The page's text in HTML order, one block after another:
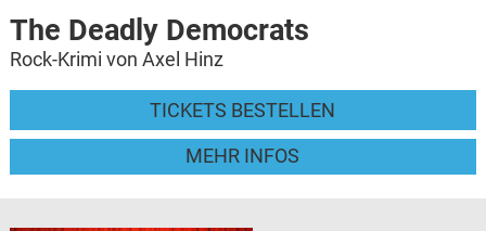
The Deadly Democrats
Rock-Krimi von Axel Hinz
TICKETS BESTELLEN
MEHR INFOS